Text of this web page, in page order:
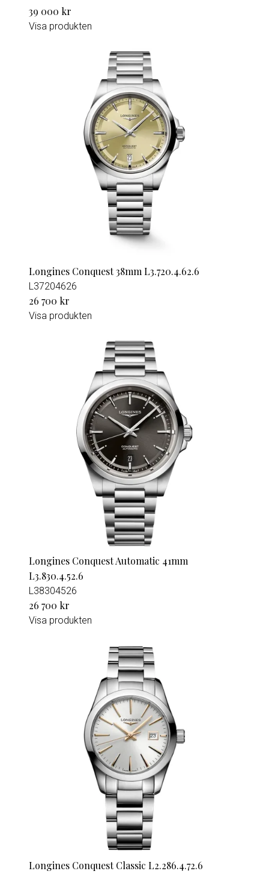
39 000 kr
Visa produkten
Longines Conquest 38mm L3.720.4.62.6
L37204626
26 700 kr
Visa produkten
Longines Conquest Automatic 41mm
L3.830.4.52.6
L38304526
26 700 kr
Visa produkten
Longines Conquest Classic L2.286.4.72.6